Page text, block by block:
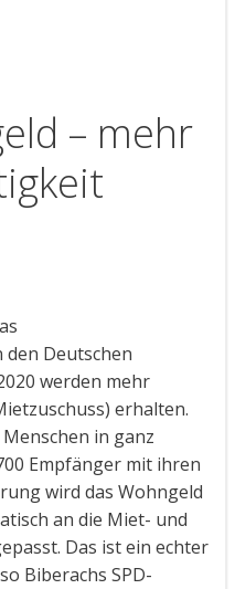
– mehr
Deutschen
werden mehr
erhalten.
in ganz
Empfänger mit ihren
wird das Wohngeld
an die Miet- und
Das ist ein echter
Biberachs SPD-